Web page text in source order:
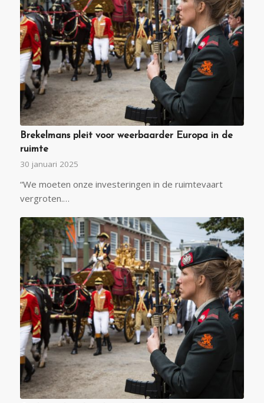
Brekelmans pleit voor weerbaarder Europa in de
ruimte
30 januari 2025
“We moeten onze investeringen in de ruimtevaart
vergroten.…